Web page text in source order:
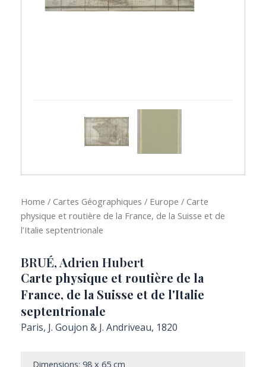
Home / Cartes Géographiques / Europe / Carte
physique et routière de la France, de la Suisse et de
l’Italie septentrionale
BRUÉ, Adrien Hubert
Carte physique et routière de la
France, de la Suisse et de l'Italie
septentrionale
Paris, J. Goujon & J. Andriveau, 1820
Dimensions: 98 x 65 cm